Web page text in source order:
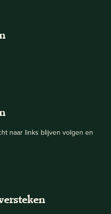
naar links blijven volgen en